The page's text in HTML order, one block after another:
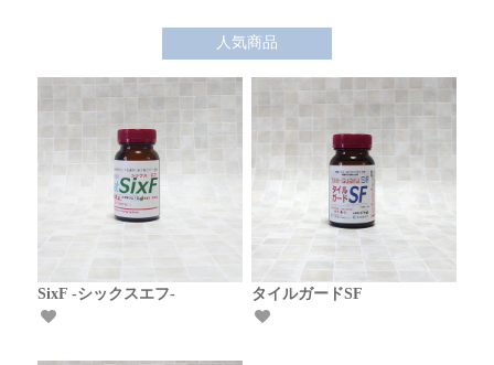
人気商品
SixF -シックスエフ- タイルガードSF